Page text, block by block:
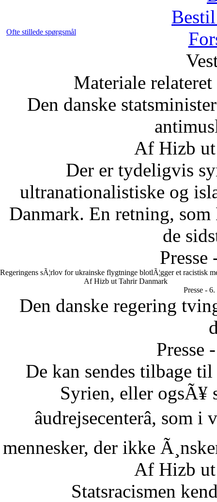
Ofte stillede spørgsmål
Materiale
Den danske
Af Hizb
Der er tydeligvis
ultranationalistiske og
Danmark. En retning,
de
Regeringens sÃ¦rlov for ukrainske flygtninge blotlÃ¦gger et racistisk
Af Hizb ut Tahrir Danmark
Presse -
Den danske regering
Presse
De kan sendes tilbage
Syrien, eller ogsÃ¥
âudrejsecenterâ,
mennesker, der ikke
Af Hizb
Statsracismen